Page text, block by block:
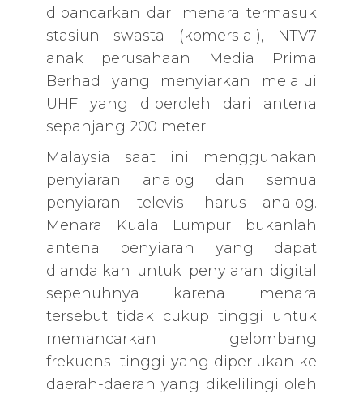
dipancarkan dari menara termasuk
stasiun swasta (komersial), NTV7
anak perusahaan Media Prima
Berhad yang menyiarkan melalui
UHF yang diperoleh dari antena
sepanjang 200 meter.
Malaysia saat ini menggunakan
penyiaran analog dan semua
penyiaran televisi harus analog.
Menara Kuala Lumpur bukanlah
antena penyiaran yang dapat
diandalkan untuk penyiaran digital
sepenuhnya karena menara
tersebut tidak cukup tinggi untuk
memancarkan gelombang
frekuensi tinggi yang diperlukan ke
daerah-daerah yang dikelilingi oleh